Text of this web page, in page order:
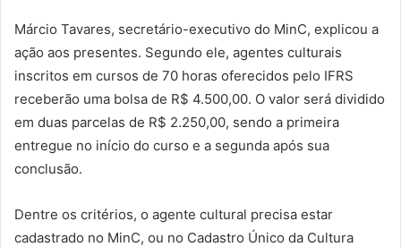
Márcio Tavares, secretário-executivo do MinC, explicou a
ação aos presentes. Segundo ele, agentes culturais
inscritos em cursos de 70 horas oferecidos pelo IFRS
receberão uma bolsa de R$ 4.500,00. O valor será dividido
em duas parcelas de R$ 2.250,00, sendo a primeira
entregue no início do curso e a segunda após sua
conclusão.
Dentre os critérios, o agente cultural precisa estar
cadastrado no MinC, ou no Cadastro Único da Cultura